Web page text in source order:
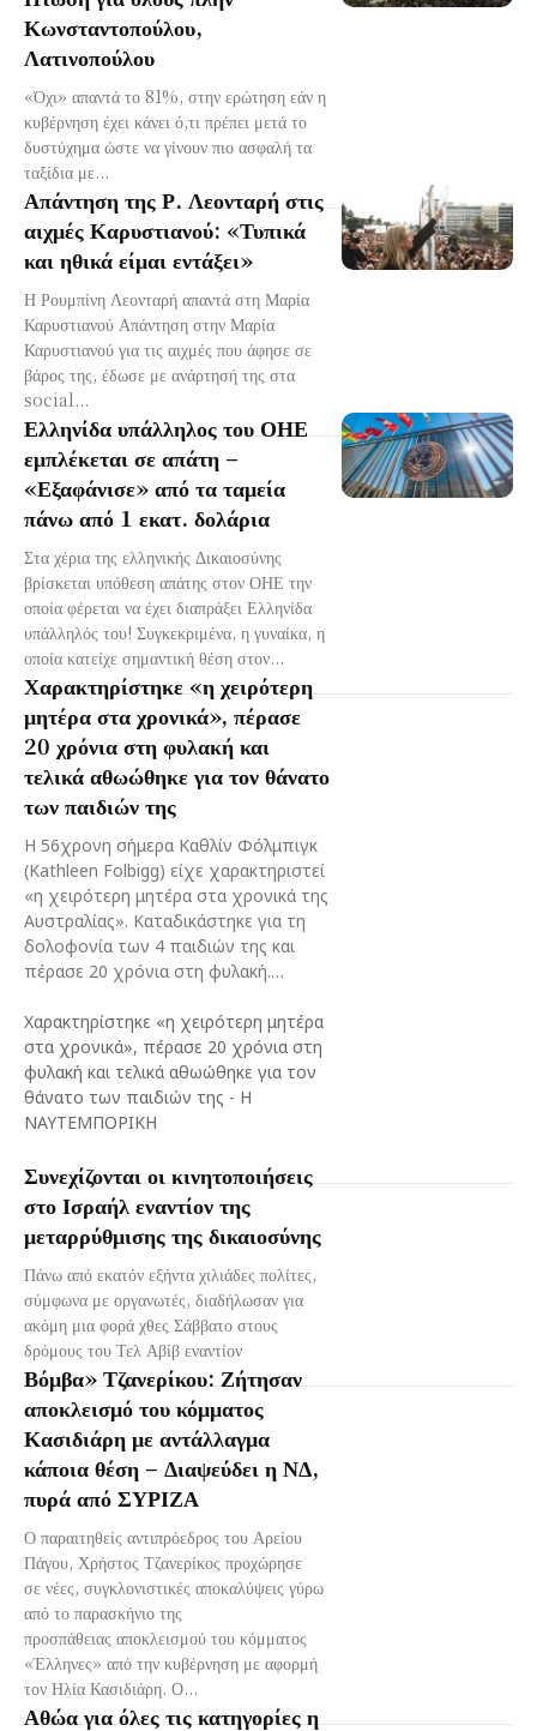
Κωνσταντοπούλου,
Λατινοπούλου
«Όχι» απαντά το 81%, στην ερώτηση εάν η
κυβέρνηση έχει κάνει ό,τι πρέπει μετά το
δυστύχημα ώστε να γίνουν πιο ασφαλή τα
ταξίδια με...
Απάντηση της Ρ. Λεονταρή στις
αιχμές Καρυστιανού: «Τυπικά
και ηθικά είμαι εντάξει»
Η Ρουμπίνη Λεονταρή απαντά στη Μαρία
Καρυστιανού Απάντηση στην Μαρία
Καρυστιανού για τις αιχμές που άφησε σε
βάρος της, έδωσε με ανάρτησή της στα
social...
Ελληνίδα υπάλληλος του ΟΗΕ
εμπλέκεται σε απάτη –
«Εξαφάνισε» από τα ταμεία
πάνω από 1 εκατ. δολάρια
Στα χέρια της ελληνικής Δικαιοσύνης
βρίσκεται υπόθεση απάτης στον ΟΗΕ την
οποία φέρεται να έχει διαπράξει Ελληνίδα
υπάλληλός του! Συγκεκριμένα, η γυναίκα, η
οποία κατείχε σημαντική θέση στον...
Χαρακτηρίστηκε «η χειρότερη
μητέρα στα χρονικά», πέρασε
20 χρόνια στη φυλακή και
τελικά αθωώθηκε για τον θάνατο
των παιδιών της
Η 56χρονη σήμερα Καθλίν Φόλμπιγκ
(Kathleen Folbigg) είχε χαρακτηριστεί
«η χειρότερη μητέρα στα χρονικά της
Αυστραλίας». Καταδικάστηκε για τη
δολοφονία των 4 παιδιών της και
πέρασε 20 χρόνια στη φυλακή.…
Χαρακτηρίστηκε «η χειρότερη μητέρα
στα χρονικά», πέρασε 20 χρόνια στη
φυλακή και τελικά αθωώθηκε για τον
θάνατο των παιδιών της - Η
ΝΑΥΤΕΜΠΟΡΙΚΗ
Συνεχίζονται οι κινητοποιήσεις
στο Ισραήλ εναντίον της
μεταρρύθμισης της δικαιοσύνης
Πάνω από εκατόν εξήντα χιλιάδες πολίτες,
σύμφωνα με οργανωτές, διαδήλωσαν για
ακόμη μια φορά χθες Σάββατο στους
δρόμους του Τελ Αβίβ εναντίον
Βόμβα» Τζανερίκου: Ζήτησαν
αποκλεισμό του κόμματος
Κασιδιάρη με αντάλλαγμα
κάποια θέση – Διαψεύδει η ΝΔ,
πυρά από ΣΥΡΙΖΑ
Ο παραιτηθείς αντιπρόεδρος του Αρείου
Πάγου, Χρήστος Τζανερίκος προχώρησε
σε νέες, συγκλονιστικές αποκαλύψεις γύρω
από το παρασκήνιο της
προσπάθειας αποκλεισμού του κόμματος
«Έλληνες» από την κυβέρνηση με αφορμή
τον Ηλία Κασιδιάρη. Ο...
Αθώα για όλες τις κατηγορίες η